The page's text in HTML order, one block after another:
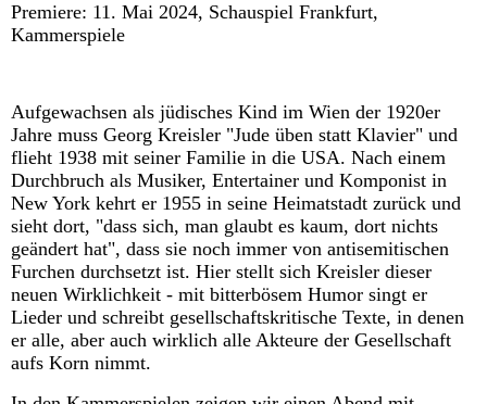
Premiere: 11. Mai 2024, Schauspiel Frankfurt,
Kammerspiele
Aufgewachsen als jüdisches Kind im Wien der 1920er
Jahre muss Georg Kreisler "Jude üben statt Klavier" und
flieht 1938 mit seiner Familie in die USA. Nach einem
Durchbruch als Musiker, Entertainer und Komponist in
New York kehrt er 1955 in seine Heimatstadt zurück und
sieht dort, "dass sich, man glaubt es kaum, dort nichts
geändert hat", dass sie noch immer von antisemitischen
Furchen durchsetzt ist. Hier stellt sich Kreisler dieser
neuen Wirklichkeit - mit bitterbösem Humor singt er
Lieder und schreibt gesellschaftskritische Texte, in denen
er alle, aber auch wirklich alle Akteure der Gesellschaft
aufs Korn nimmt.